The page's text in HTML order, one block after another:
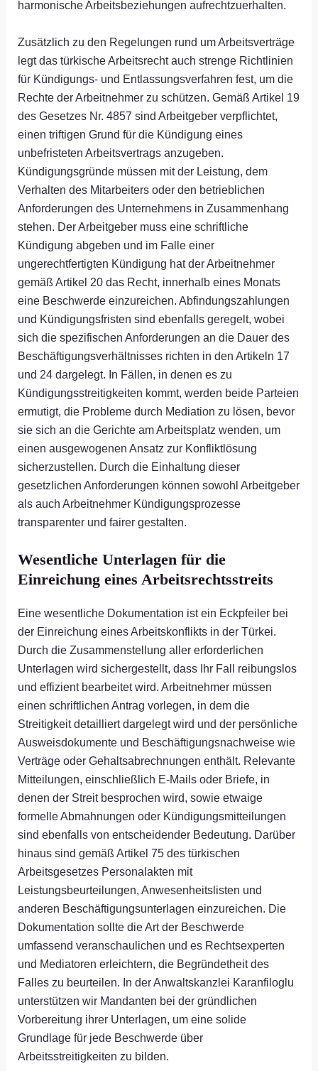
harmonische Arbeitsbeziehungen aufrechtzuerhalten.
Zusätzlich zu den Regelungen rund um Arbeitsverträge
legt das türkische Arbeitsrecht auch strenge Richtlinien
für Kündigungs- und Entlassungsverfahren fest, um die
Rechte der Arbeitnehmer zu schützen. Gemäß Artikel 19
des Gesetzes Nr. 4857 sind Arbeitgeber verpflichtet,
einen triftigen Grund für die Kündigung eines
unbefristeten Arbeitsvertrags anzugeben.
Kündigungsgründe müssen mit der Leistung, dem
Verhalten des Mitarbeiters oder den betrieblichen
Anforderungen des Unternehmens in Zusammenhang
stehen. Der Arbeitgeber muss eine schriftliche
Kündigung abgeben und im Falle einer
ungerechtfertigten Kündigung hat der Arbeitnehmer
gemäß Artikel 20 das Recht, innerhalb eines Monats
eine Beschwerde einzureichen. Abfindungszahlungen
und Kündigungsfristen sind ebenfalls geregelt, wobei
sich die spezifischen Anforderungen an die Dauer des
Beschäftigungsverhältnisses richten in den Artikeln 17
und 24 dargelegt. In Fällen, in denen es zu
Kündigungsstreitigkeiten kommt, werden beide Parteien
ermutigt, die Probleme durch Mediation zu lösen, bevor
sie sich an die Gerichte am Arbeitsplatz wenden, um
einen ausgewogenen Ansatz zur Konfliktlösung
sicherzustellen. Durch die Einhaltung dieser
gesetzlichen Anforderungen können sowohl Arbeitgeber
als auch Arbeitnehmer Kündigungsprozesse
transparenter und fairer gestalten.
Wesentliche Unterlagen für die
Einreichung eines Arbeitsrechtsstreits
Eine wesentliche Dokumentation ist ein Eckpfeiler bei
der Einreichung eines Arbeitskonflikts in der Türkei.
Durch die Zusammenstellung aller erforderlichen
Unterlagen wird sichergestellt, dass Ihr Fall reibungslos
und effizient bearbeitet wird. Arbeitnehmer müssen
einen schriftlichen Antrag vorlegen, in dem die
Streitigkeit detailliert dargelegt wird und der persönliche
Ausweisdokumente und Beschäftigungsnachweise wie
Verträge oder Gehaltsabrechnungen enthält. Relevante
Mitteilungen, einschließlich E-Mails oder Briefe, in
denen der Streit besprochen wird, sowie etwaige
formelle Abmahnungen oder Kündigungsmitteilungen
sind ebenfalls von entscheidender Bedeutung. Darüber
hinaus sind gemäß Artikel 75 des türkischen
Arbeitsgesetzes Personalakten mit
Leistungsbeurteilungen, Anwesenheitslisten und
anderen Beschäftigungsunterlagen einzureichen. Die
Dokumentation sollte die Art der Beschwerde
umfassend veranschaulichen und es Rechtsexperten
und Mediatoren erleichtern, die Begründetheit des
Falles zu beurteilen. In der Anwaltskanzlei Karanfiloglu
unterstützen wir Mandanten bei der gründlichen
Vorbereitung ihrer Unterlagen, um eine solide
Grundlage für jede Beschwerde über
Arbeitsstreitigkeiten zu bilden.